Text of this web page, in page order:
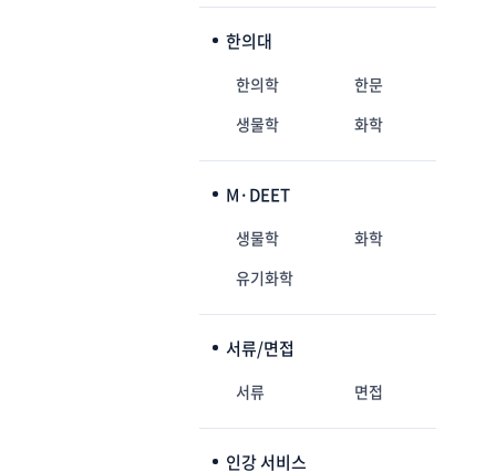
한의대
한의학
한문
생물학
화학
M·DEET
생물학
화학
유기화학
서류/면접
서류 면접
인강 서비스